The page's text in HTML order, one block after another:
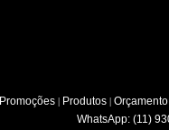
Promoções | Produtos | Orçamento
WhatsApp: (11)